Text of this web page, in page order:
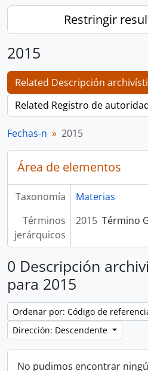
Restringir
2015
Related Descripción
Related Registro de
Fechas-n 2015
Área de elementos
Taxonomía
Materias
Términos
jerárquicos
2015 Término
0 Descripción
para 2015
Ordenar por: Código de
Dirección: Descendente
No pudimos encontrar